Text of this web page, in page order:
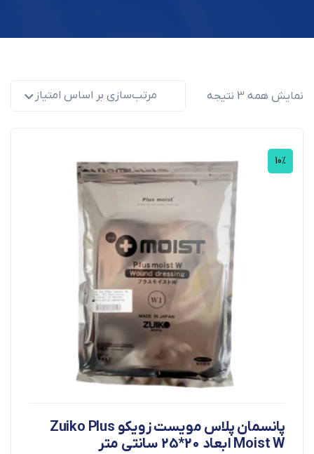
نمایش همه 3 نتیجه مرتب‌سازی بر اساس امتیاز
پانسمان پلاس مویست زویکو Zuiko Plus
Moist W ابعاد 20*25 سانتی متر